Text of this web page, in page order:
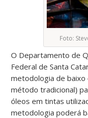
Foto:
O Departamento de
Federal de Santa
metodologia de baixo
método tradicional)
óleos em tintas
metodologia poderá